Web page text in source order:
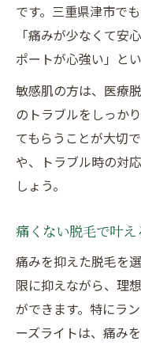
です。三重県津市で
「痛みが少なくて安
ポートが心強い」と
敏感肌の方は、医療
のトラブルをしっか
てもらうことが大切
や、トラブル時の対
しょう。
痛くない脱毛で叶
痛みを抑えた脱毛を
限に抑えながら、理
ができます。特にラ
ーズライトは、痛み